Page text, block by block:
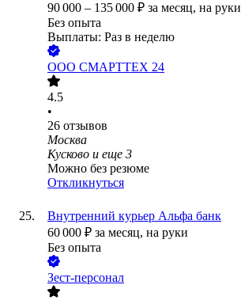
90 000 – 135 000 ₽ за месяц, на руки
Без опыта
Выплаты: Раз в неделю
ООО СМАРТТЕХ 24
4.5
•
26 отзывов
Москва
Кусково и еще 3
Можно без резюме
Откликнуться
Внутренний курьер Альфа банк
60 000 ₽ за месяц, на руки
Без опыта
Зест-персонал